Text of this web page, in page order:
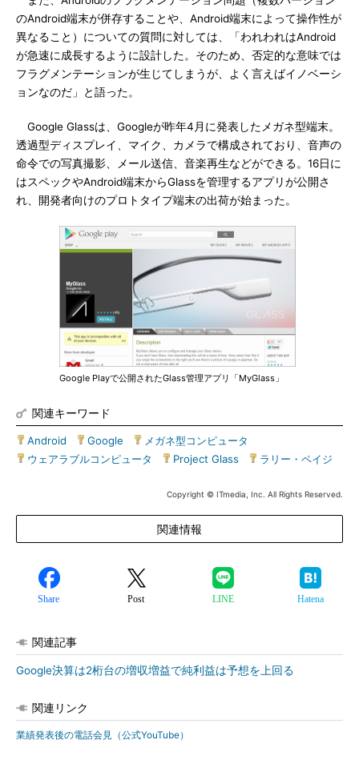
のAndroid端末が併存することや、Android端末によって操作性が
異なること）についての質問に対しては、「われわれはAndroid
が急速に成長するように設計した。そのため、否定的な意味では
フラグメンテーションが生じてしまうが、よく言えばイノベーシ
ョンなのだ」と語った。
Google Glassは、Googleが昨年4月に発表したメガネ型端末。
透過型ディスプレイ、マイク、カメラで構成されており、音声の
命令での写真撮影、メール送信、音楽再生などができる。16日に
はスペックやAndroid端末からGlassを管理するアプリが公開さ
れ、開発者向けのプロトタイプ端末の出荷が始まった。
Google Playで公開されたGlass管理アプリ「MyGlass」
関連キーワード
Android Google メガネ型コンピュータ
ウェアラブルコンピュータ
Project Glass ラリー・ペイジ
Copyright © ITmedia, Inc. All Rights Reserved.
関連情報
Share Post LINE Hatena
関連記事
Google決算は2桁台の増収増益で純利益は予想を上回る
関連リンク
業績発表後の電話会見（公式YouTube）